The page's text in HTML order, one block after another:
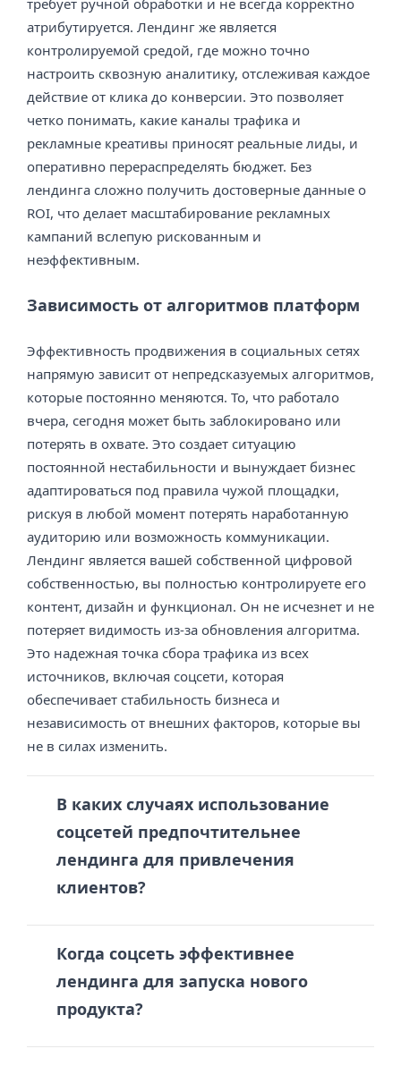
требует ручной обработки и не всегда корректно
атрибутируется. Лендинг же является
контролируемой средой, где можно точно
настроить сквозную аналитику, отслеживая каждое
действие от клика до конверсии. Это позволяет
четко понимать, какие каналы трафика и
рекламные креативы приносят реальные лиды, и
оперативно перераспределять бюджет. Без
лендинга сложно получить достоверные данные о
ROI, что делает масштабирование рекламных
кампаний вслепую рискованным и
неэффективным.
Зависимость от алгоритмов платформ
Эффективность продвижения в социальных сетях
напрямую зависит от непредсказуемых алгоритмов,
которые постоянно меняются. То, что работало
вчера, сегодня может быть заблокировано или
потерять в охвате. Это создает ситуацию
постоянной нестабильности и вынуждает бизнес
адаптироваться под правила чужой площадки,
рискуя в любой момент потерять наработанную
аудиторию или возможность коммуникации.
Лендинг является вашей собственной цифровой
собственностью, вы полностью контролируете его
контент, дизайн и функционал. Он не исчезнет и не
потеряет видимость из-за обновления алгоритма.
Это надежная точка сбора трафика из всех
источников, включая соцсети, которая
обеспечивает стабильность бизнеса и
независимость от внешних факторов, которые вы
не в силах изменить.
В каких случаях использование
соцсетей предпочтительнее
лендинга для привлечения
клиентов?
Когда соцсеть эффективнее
лендинга для запуска нового
продукта?